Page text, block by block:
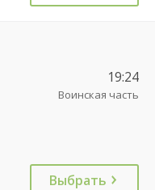
19:24
Воинская часть
Выбрать